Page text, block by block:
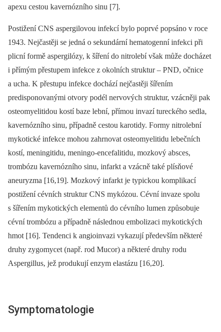
apexu cestou kavernózního sinu [7].
Postižení CNS aspergilovou infekcí bylo poprvé popsáno v roce
1943. Nejčastěji se jedná o sekundární hematogenní infekci při
plicní formě aspergilózy, k šíření do nitrolebí však může docházet
i přímým přestupem infekce z okolních struktur –⁠ PND, očnice
a ucha. K přestupu infekce dochází nejčastěji šířením
predisponovanými otvory podél nervových struktur, vzácněji pak
osteomyelitidou kostí baze lební, přímou invazí tureckého sedla,
kavernózního sinu, případně cestou karotidy. Formy nitrolební
mykotické infekce mohou zahrnovat osteomyelitidu lebečních
kostí, meningitidu, meningo-encefalitidu, mozkový absces,
trombózu kavernózního sinu, infarkt a vzácně také plísňové
aneuryzma [16,19]. Mozkový infarkt je typickou komplikací
postižení cévních struktur CNS mykózou. Cévní invaze spolu
s šířením mykotických elementů do cévního lumen způsobuje
cévní trombózu a případně následnou embolizaci myko­tických
hmot [16]. Tendenci k angioinvazi vykazují především některé
druhy zygomycet (např. rod Mucor) a některé druhy rodu
Aspergillus, jež produkují enzym elastázu [16,20].
Symptomatologie